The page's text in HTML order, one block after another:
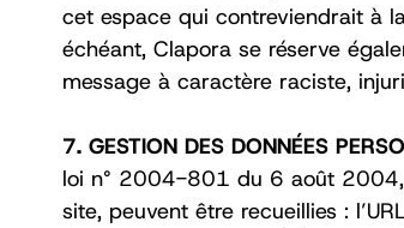
cet espace qui contreviendrait à
échéant, Clapora se réserve
message à caractère raciste,
7. GESTION DES DONNÉES
loi n° 2004-801 du 6 août 2004,
site, peuvent être recueillies :